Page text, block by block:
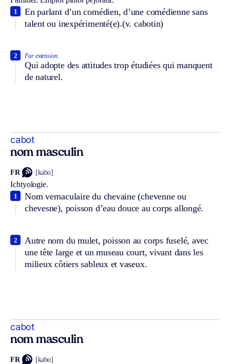
En parlant d’un comédien, d’une comédienne sans
talent ou inexpérimenté(e).(v. cabotin)
1
Par extension.
Qui adopte des attitudes trop étudiées qui manquent
de naturel.
2
cabot
nom masculin
FR [kabo]
Ichtyologie.
Nom vernaculaire du chevaine (chevenne ou
chevesne), poisson d’eau douce au corps allongé.
1
Autre nom du mulet, poisson au corps fuselé, avec
une tête large et un museau court, vivant dans les
milieux côtiers sableux et vaseux.
2
cabot
nom masculin
FR [kabo]